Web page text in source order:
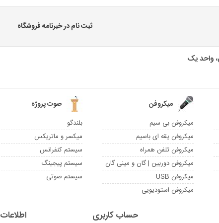
ثبت نام در خبرنامه فروشگاه
میکروفن
میکروفن بی سیم
میکروفن یقه ای باسیم
میکروفن تلفن همراه
میکروفن دوربین | گان و مینی گان
میکروفن USB
میکروفن استودیویی
صوت پروژه
بلندگو
میکسر و ماتریکس
سیستم کنفرانس
سیستم پیجینگ
سیستم صوتی
حساب کاربری اطلاعات